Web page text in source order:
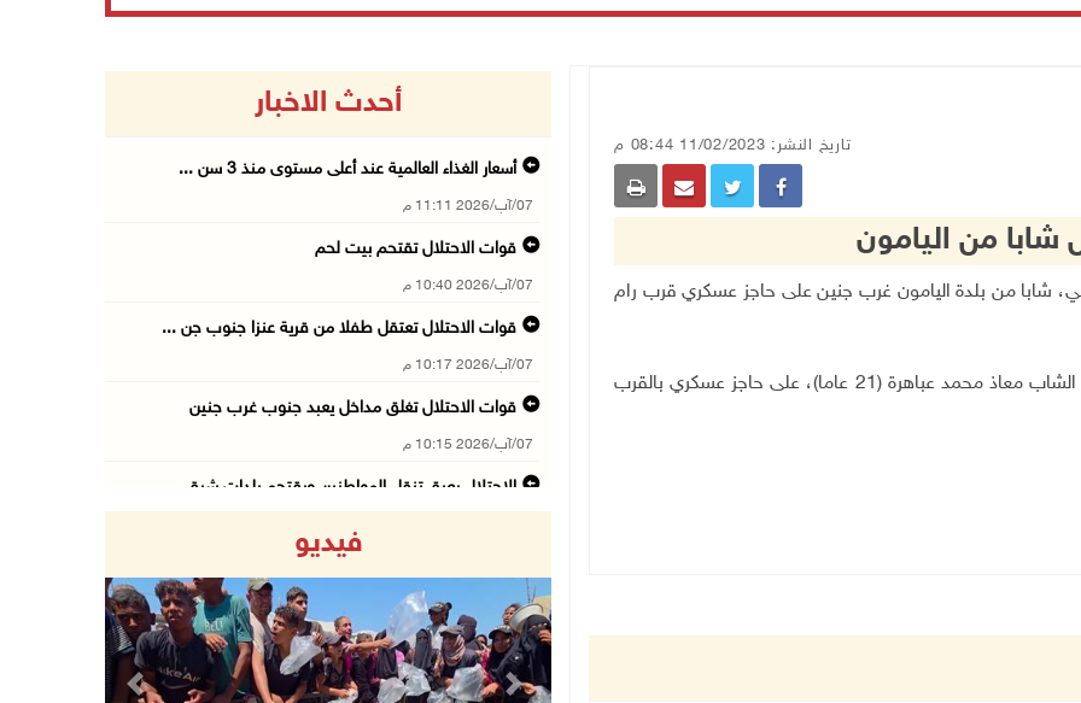
تاريخ النشر: 11/02/2023 08:44 م
شابا من اليامون
شابا من بلدة اليامون غرب جنين على حاجز عسكري قرب رام
وذكرت مصادر أمنية لـ"وفا"، أن قوات الإحتلال اعتقلت الشاب معاذ محمد عباهرة (21 عاما)، على حاجز عسكري بالقرب
أحدث الاخبار
أسعار الغذاء العالمية عند أعلى مستوى منذ 3 سن ...
07/آب/2026 11:11 م
قوات الاحتلال تقتحم بيت لحم
07/آب/2026 10:40 م
قوات الاحتلال تعتقل طفلا من قرية عنزا جنوب جن ...
07/آب/2026 10:17 م
قوات الاحتلال تغلق مداخل يعبد جنوب غرب جنين
07/آب/2026 10:15 م
الاحتلال يعيق تنقل المواطنين ويقتحم بلدات شرق ...
07/آب/2026 08:48 م
نادي الأسير: تجديد أمرَ منع زيارات الأسرى إجر ...
07/آب/2026 08:24 م
فيديو
Previous Next